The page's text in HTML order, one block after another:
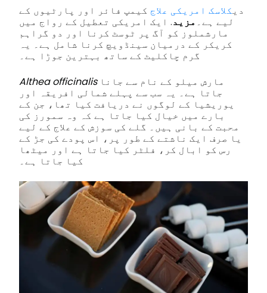
دیکلاسک امریکی علاج کیمپ فائر اور پارٹیوں کے
لیے ہے۔ مزید. ایک امریکی تعطیل کے رواج میں
مارشملوز کو آگ پر ٹوسٹ کرنا اور دو گراہم
کریکر کے درمیان سینڈویچ کرنا شامل ہے۔ یہ
گرم چاکلیٹ کے ساتھ بہترین جوڑا ہے۔
Althea officinalisمارش میلو کے نام سے جانا
جاتا ہے۔ یہ سب سے پہلے شمالی افریقہ اور
یوریشیا کے لوگوں نے دریافت کیا تھا، جن کے
بارے میں خیال کیا جاتا ہے کہ وہ سمورز کی
محبت کے بانی ہیں۔ گلے کی سوزش کے علاج کے لیے
یا صرف ایک ناشتے کے طور پر، اس پودے کی جڑ کے
رس کو ابال کر، فلٹر کیا جاتا ہے اور میٹھا
کیا جاتا ہے۔